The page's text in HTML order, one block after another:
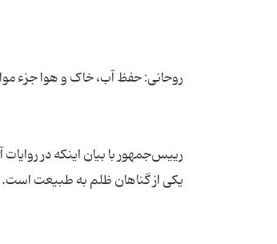
رییس‌جمهور با بیان اینکه در